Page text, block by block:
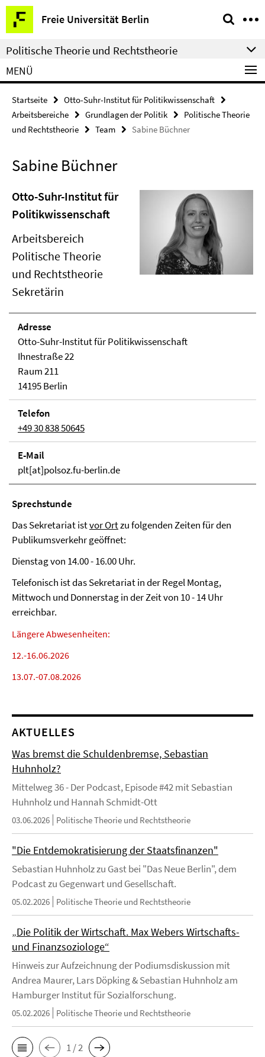
Springe
direkt
zu
Inhalt
Freie Universität Berlin
Service-
Navigation
Politische Theorie und Rechtstheorie
MENÜ
Startseite
Otto-Suhr-Institut für Politikwissenschaft
Arbeitsbereiche
Grundlagen der Politik
Politische Theorie
und Rechtstheorie
Team Sabine Büchner
Sabine Büchner
Otto-Suhr-Institut für
Politikwissenschaft
Arbeitsbereich
Politische Theorie
und Rechtstheorie
Sekretärin
Adresse
Otto-Suhr-Institut für Politikwissenschaft
Ihnestraße 22
Raum 211
14195 Berlin
Telefon
+49 30 838 50645
E-Mail
plt[at]polsoz.fu-berlin.de
Sprechstunde
Das Sekretariat istvor Ortzu folgenden Zeiten für den
Publikumsverkehr geöffnet:
Dienstag von 14.00 - 16.00 Uhr.
Telefonisch ist das Sekretariat in der Regel Montag,
Mittwoch und Donnerstag in der Zeit von 10 - 14 Uhr
erreichbar.
Längere Abwesenheiten:
12.-16.06.2026
13.07.-07.08.2026
AKTUELLES
Was bremst die Schuldenbremse, Sebastian
Huhnholz?
Mittelweg 36 - Der Podcast, Episode #42 mit Sebastian
Huhnholz und Hannah Schmidt-Ott
03.06.2026 Politische Theorie und Rechtstheorie
"Die Entdemokratisierung der Staatsfinanzen"
Sebastian Huhnholz zu Gast bei "Das Neue Berlin", dem
Podcast zu Gegenwart und Gesellschaft.
05.02.2026 Politische Theorie und Rechtstheorie
„Die Politik der Wirtschaft. Max Webers Wirtschafts-
und Finanzsoziologe“
Hinweis zur Aufzeichnung der Podiumsdiskussion mit
Andrea Maurer, Lars Döpking & Sebastian Huhnholz am
Hamburger Institut für Sozialforschung.
05.02.2026 Politische Theorie und Rechtstheorie
1 / 2